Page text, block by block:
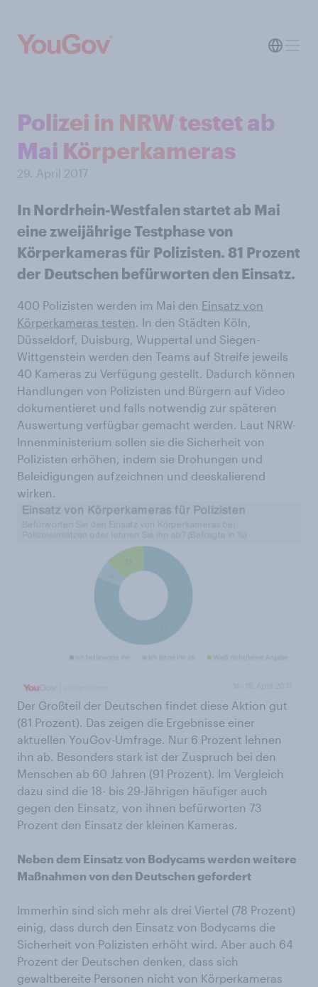
Polizei in NRW testet ab
Mai Körperkameras
29. April 2017
In Nordrhein-Westfalen startet ab Mai
eine zweijährige Testphase von
Körperkameras für Polizisten. 81 Prozent
der Deutschen befürworten den Einsatz.
400 Polizisten werden im Mai den Einsatz von
Körperkameras testen. In den Städten Köln,
Düsseldorf, Duisburg, Wuppertal und Siegen-
Wittgenstein werden den Teams auf Streife jeweils
40 Kameras zu Verfügung gestellt. Dadurch können
Handlungen von Polizisten und Bürgern auf Video
dokumentieret und falls notwendig zur späteren
Auswertung verfügbar gemacht werden. Laut NRW-
Innenministerium sollen sie die Sicherheit von
Polizisten erhöhen, indem sie Drohungen und
Beleidigungen aufzeichnen und deeskalierend
wirken.
Der Großteil der Deutschen findet diese Aktion gut
(81 Prozent). Das zeigen die Ergebnisse einer
aktuellen YouGov-Umfrage. Nur 6 Prozent lehnen
ihn ab. Besonders stark ist der Zuspruch bei den
Menschen ab 60 Jahren (91 Prozent). Im Vergleich
dazu sind die 18- bis 29-Jährigen häufiger auch
gegen den Einsatz, von ihnen befürworten 73
Prozent den Einsatz der kleinen Kameras.
Neben dem Einsatz von Bodycams werden weitere
Maßnahmen von den Deutschen gefordert
Immerhin sind sich mehr als drei Viertel (78 Prozent)
einig, dass durch den Einsatz von Bodycams die
Sicherheit von Polizisten erhöht wird. Aber auch 64
Prozent der Deutschen denken, dass sich
gewaltbereite Personen nicht von Körperkameras